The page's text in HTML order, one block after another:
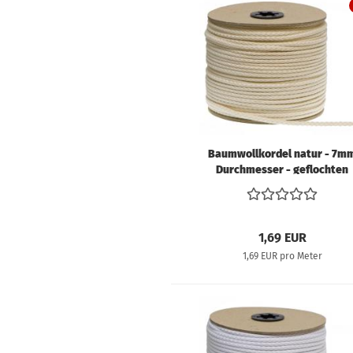
anzeigen
Bücher
Baumwollkordel natur -
Durchmesser - geflochten
1,69 EUR
1,69 EUR pro Meter